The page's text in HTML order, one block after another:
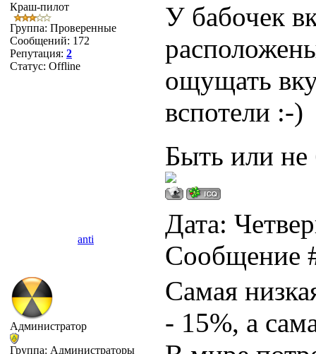
Краш-пилот
Группа: Проверенные
Сообщений: 172
Репутация: 2
Статус: Offline
У бабочек
ощущать
вспотели :-)
Быть или не
anti
Дата:
Сообщение
Администратор
Группа: Администраторы
Самая
- 15%, а